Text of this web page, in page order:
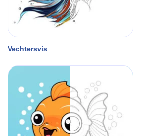
Vechtersvis